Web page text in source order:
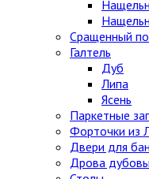
Сращенный
Галтель
Дуб
Липа
Ясень
Паркетные
Форточки из
Двери для
Дрова